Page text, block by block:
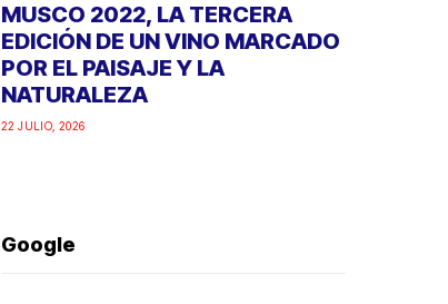
MUSCO 2022, LA TERCERA
EDICIÓN DE UN VINO MARCADO
POR EL PAISAJE Y LA
NATURALEZA
22 JULIO, 2026
Google